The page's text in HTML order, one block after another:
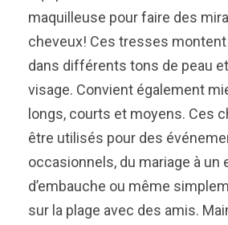
maquilleuse pour faire des
cheveux! Ces tresses
dans différents tons de peau
visage. Convient également
longs, courts et moyens. Ces
être utilisés pour des
occasionnels, du mariage à un
d’embauche ou même
sur la plage avec des amis.